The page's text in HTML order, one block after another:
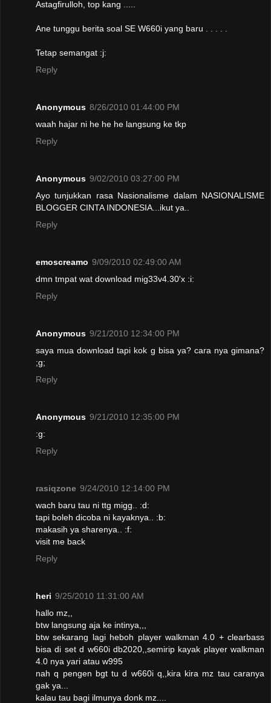
Astagfirulloh, top kang .....
Ane tunggu berita soal SE W660i yang baru . . . . .
Tetap semangat :j:
Reply
Anonymous 8/26/2010 01:44:00 PM
waah hajar ni he he he langsung ke tkp
Reply
Anonymous 9/02/2010 03:27:00 PM
Ayo tunjukkan rasa Nasionalisme dalam NASIONALISME
BLOGGER CINTA INDONESIA...ikut ya..
Reply
emoscreamo 9/09/2010 02:49:00 AM
dmn tmpat wat download mig33v4.30'x :i:
Reply
Anonymous 9/21/2010 12:34:00 PM
saya mua download tapi kok g bisa ya? cara nya gimana?
;g;
Reply
Anonymous 9/21/2010 12:35:00 PM
:g:
Reply
rasiqzone 9/24/2010 12:14:00 PM
wach baru tau ni ttg migg.. :d:
tapi boleh dicoba ni kayaknya.. :b:
makasih ya sharenya.. :f:
visit me back
Reply
heri 9/25/2010 11:31:00 AM
hallo mz,,
btw langsung aja ke intinya,,,
btw sekarang lagi heboh player walkman 4.0 + clearbass
bisa di set d w660i db2020,,semirip kayak player walkman
4.0 nya yari atau w995
nah q pengen bgt tu d w660i q,,kira kira mz tau caranya
gak ya...
kalau tau bagi ilmunya donk mz....